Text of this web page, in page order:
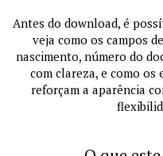
Antes do download, é
veja como os campos
nascimento, número do
com clareza, e como os
reforçam a aparência